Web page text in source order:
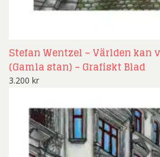
Stefan Wentzel – Världen kan
(Gamla stan) – Grafiskt Blad
3.200 kr